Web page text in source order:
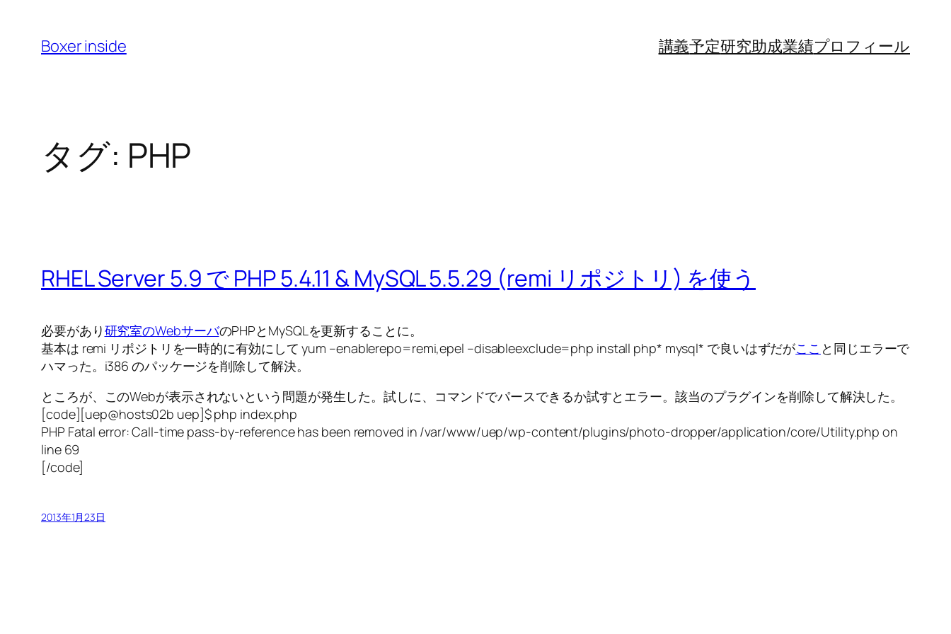
Boxer inside 講義予定研究助成業績プロフィール
タグ: PHP
RHEL Server 5.9 で PHP 5.4.11 & MySQL 5.5.29 (remi リポジトリ) を使う
必要があり研究室のWebサーバのPHPとMySQLを更新することに。
基本は remi リポジトリを一時的に有効にして yum –enablerepo=remi,epel –disableexclude=php install php* mysql* で良いはずだがここ と同じエラーで
ハマった。i386 のパッケージを削除して解決。
ところが、このWebが表示されないという問題が発生した。試しに、コマンドでパースできるか試すとエラー。該当のプラグインを削除して解決した。
[code][uep@hosts02b uep]$ php index.php
PHP Fatal error: Call-time pass-by-reference has been removed in /var/www/uep/wp-content/plugins/photo-dropper/application/core/Utility.php on
line 69
[/code]
2013年1月23日